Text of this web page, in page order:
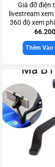
Giá đỡ điện
livestream
360 độ xem
đa chức năng
Thêm Vào